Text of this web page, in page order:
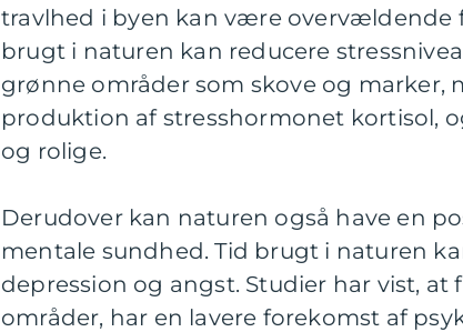
travlhed i byen kan være overvældende
brugt i naturen kan reducere
grønne områder som skove og marker,
produktion af stresshormonet kortisol,
og rolige.
Derudover kan naturen også have en
mentale sundhed. Tid brugt i naturen
depression og angst. Studier har vist,
områder, har en lavere forekomst af